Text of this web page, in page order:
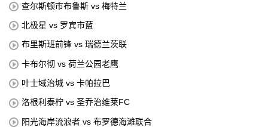
查尔斯顿市布鲁斯 vs 梅特兰
北极星 vs 罗宾市蓝
布里斯班前锋 vs 瑞德兰茨联
卡布尔彻 vs 荷兰公园老鹰
叶士域治城 vs 卡帕拉巴
洛根利泰柠 vs 圣乔治维莱FC
阳光海岸流浪者 vs 布罗德海滩联合